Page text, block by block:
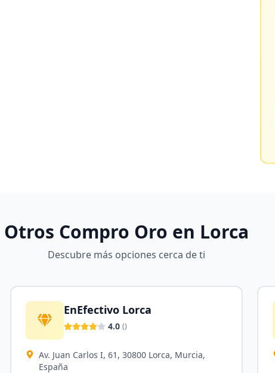
Otros Compro Oro en Lorca
Descubre más opciones cerca de ti
EnEfectivo Lorca
4.0 ()
Av. Juan Carlos I, 61, 30800 Lorca, Murcia,
España